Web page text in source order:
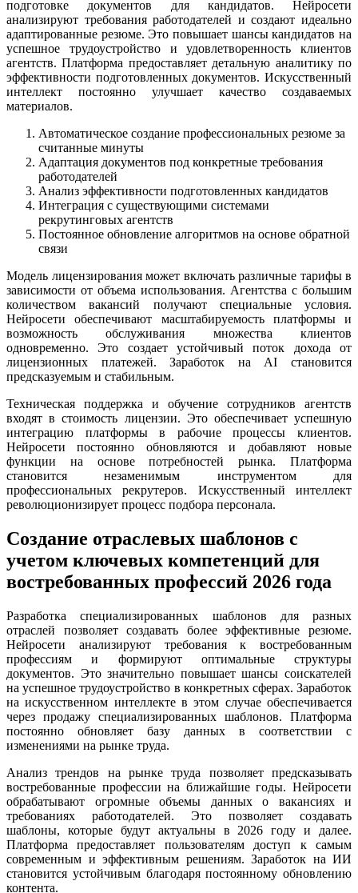
подготовке документов для кандидатов. Нейросети
анализируют требования работодателей и создают идеально
адаптированные резюме. Это повышает шансы кандидатов на
успешное трудоустройство и удовлетворенность клиентов
агентств. Платформа предоставляет детальную аналитику по
эффективности подготовленных документов. Искусственный
интеллект постоянно улучшает качество создаваемых
материалов.
Автоматическое создание профессиональных резюме за
считанные минуты
Адаптация документов под конкретные требования
работодателей
Анализ эффективности подготовленных кандидатов
Интеграция с существующими системами
рекрутинговых агентств
Постоянное обновление алгоритмов на основе обратной
связи
Модель лицензирования может включать различные тарифы в
зависимости от объема использования. Агентства с большим
количеством вакансий получают специальные условия.
Нейросети обеспечивают масштабируемость платформы и
возможность обслуживания множества клиентов
одновременно. Это создает устойчивый поток дохода от
лицензионных платежей. Заработок на AI становится
предсказуемым и стабильным.
Техническая поддержка и обучение сотрудников агентств
входят в стоимость лицензии. Это обеспечивает успешную
интеграцию платформы в рабочие процессы клиентов.
Нейросети постоянно обновляются и добавляют новые
функции на основе потребностей рынка. Платформа
становится незаменимым инструментом для
профессиональных рекрутеров. Искусственный интеллект
революционизирует процесс подбора персонала.
Создание отраслевых шаблонов с
учетом ключевых компетенций для
востребованных профессий 2026 года
Разработка специализированных шаблонов для разных
отраслей позволяет создавать более эффективные резюме.
Нейросети анализируют требования к востребованным
профессиям и формируют оптимальные структуры
документов. Это значительно повышает шансы соискателей
на успешное трудоустройство в конкретных сферах. Заработок
на искусственном интеллекте в этом случае обеспечивается
через продажу специализированных шаблонов. Платформа
постоянно обновляет базу данных в соответствии с
изменениями на рынке труда.
Анализ трендов на рынке труда позволяет предсказывать
востребованные профессии на ближайшие годы. Нейросети
обрабатывают огромные объемы данных о вакансиях и
требованиях работодателей. Это позволяет создавать
шаблоны, которые будут актуальны в 2026 году и далее.
Платформа предоставляет пользователям доступ к самым
современным и эффективным решениям. Заработок на ИИ
становится устойчивым благодаря постоянному обновлению
контента.